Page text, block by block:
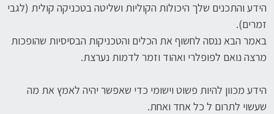
הידע והתכנים שלך היכולות הקוליות ושליטה בטכניקה קולית (לגבי
זמרים).
באמר הבא ננסה לחשוף את הכלים והטכניקות הבסיסיות שהופכות
מרצה נואם לפופלרי ואהוד וזמר לדמות נערצת.
הידע מכוון להיות פשוט וישומי כדי שאפשר יהיה לאמץ את מה
שעשוי לתרום ל כל אחד ואחת.